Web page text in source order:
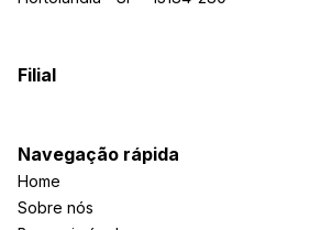
Filial
Navegação rápida
Home
Sobre nós